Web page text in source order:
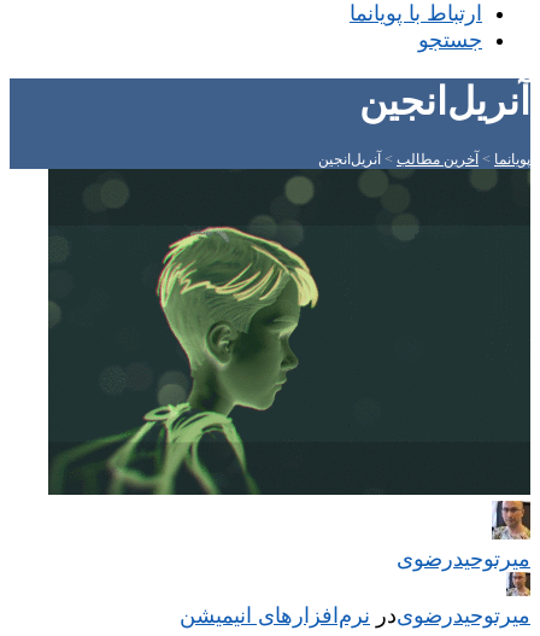
ارتباط با پویانما
جستجو
آنریل‌انجین
پویانما > آخرین مطالب > آنریل‌انجین
میر‌توحیدرضوی
میر‌توحیدرضویدر نرم‌افزارهای انیمیشن